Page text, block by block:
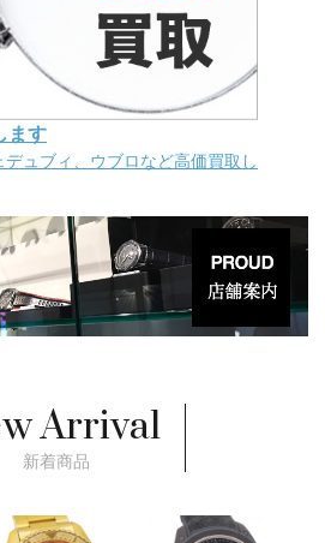
ます
デュブィ、ウブロなど高価買取し
Arrival
新着商品